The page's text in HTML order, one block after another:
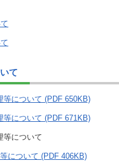
て
等について (PDF 650KB)
等について (PDF 671KB)
等について
について (PDF 406KB)